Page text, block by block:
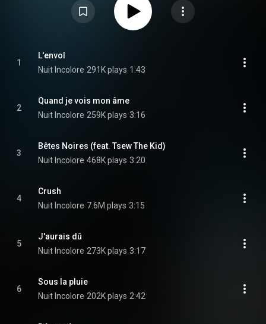
1
L'envol
Nuit Incolore 291K plays 1:43
2
Quand je vois mon âme
Nuit Incolore 259K plays 3:16
3
Bêtes Noires (feat. Tsew The Kid)
Nuit Incolore 468K plays 3:20
4
Crush
Nuit Incolore 7.6M plays 3:15
5
J'aurais dû
Nuit Incolore 273K plays 3:17
6
Sous la pluie
Nuit Incolore 202K plays 2:42